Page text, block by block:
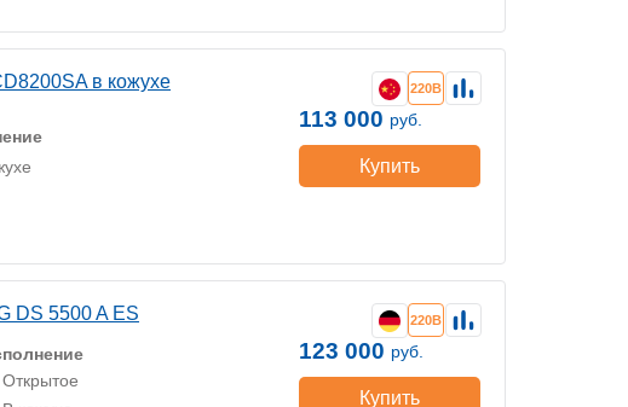
в кожухе 220В
113 000 руб.
Купить
DS 5500 A ES
Открытое
220В
123 000 руб.
Купить